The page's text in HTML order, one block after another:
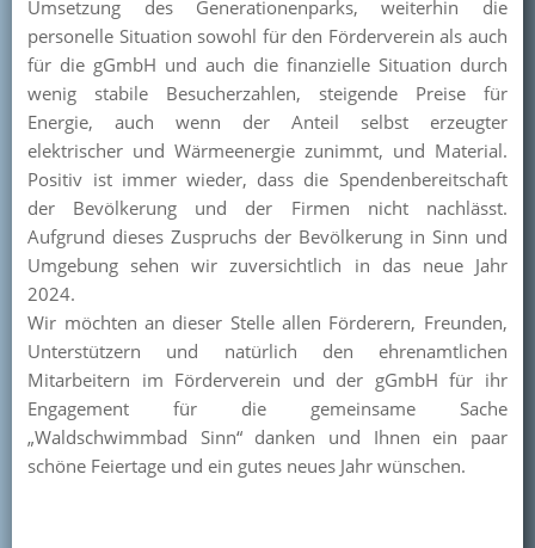
Umsetzung des Generationenparks, weiterhin die
personelle Situation sowohl für den Förderverein als auch
für die gGmbH und auch die finanzielle Situation durch
wenig stabile Besucherzahlen, steigende Preise für
Energie, auch wenn der Anteil selbst erzeugter
elektrischer und Wärmeenergie zunimmt, und Material.
Positiv ist immer wieder, dass die Spendenbereitschaft
der Bevölkerung und der Firmen nicht nachlässt.
Aufgrund dieses Zuspruchs der Bevölkerung in Sinn und
Umgebung sehen wir zuversichtlich in das neue Jahr
2024.
Wir möchten an dieser Stelle allen Förderern, Freunden,
Unterstützern und natürlich den ehrenamtlichen
Mitarbeitern im Förderverein und der gGmbH für ihr
Engagement für die gemeinsame Sache
„Waldschwimmbad Sinn“ danken und Ihnen ein paar
schöne Feiertage und ein gutes neues Jahr wünschen.